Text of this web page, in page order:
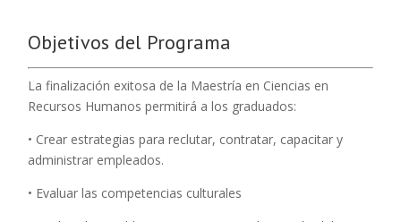
Objetivos del Programa
La finalización exitosa de la Maestría en Ciencias en
Recursos Humanos permitirá a los graduados:
• Crear estrategias para reclutar, contratar, capacitar y
administrar empleados.
• Evaluar las competencias culturales